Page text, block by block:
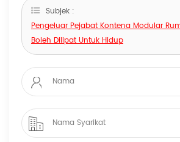
Subjek :
Pengeluar Pejabat Kontena Modular
Boleh Dilipat Untuk Hidup